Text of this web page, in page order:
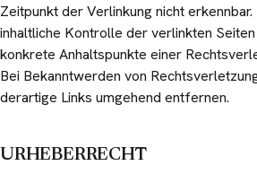
Zeitpunkt der Verlinkung nicht
inhaltliche Kontrolle der verlinkten
konkrete Anhaltspunkte einer
Bei Bekanntwerden von
derartige Links umgehend entfernen.
URHEBERRECHT